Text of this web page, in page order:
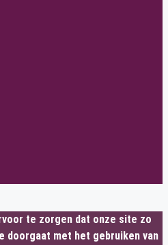
te zorgen dat onze site zo
doorgaat met het gebruiken van